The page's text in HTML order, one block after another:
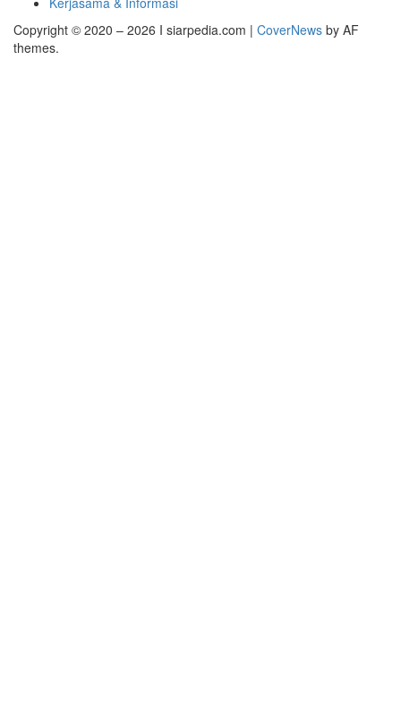
Copyright © 2020 – 2026 I siarpedia.com | CoverNews by AF
themes.